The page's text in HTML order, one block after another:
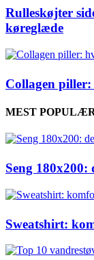
Rulleskøjter
køreglæde
Collagen
MEST
Seng 180x200:
Sweatshirt: